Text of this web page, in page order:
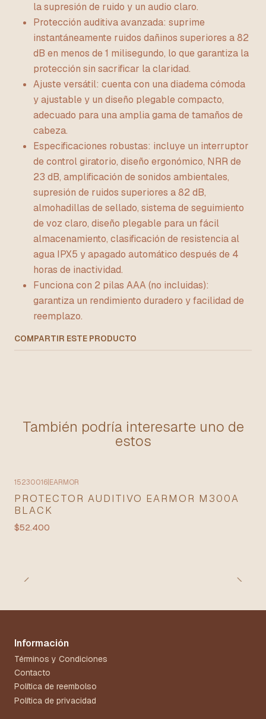
la supresión de ruido y un audio claro.
Protección auditiva avanzada: suprime
instantáneamente ruidos dañinos superiores a 82
dB en menos de 1 milisegundo, lo que garantiza la
protección sin sacrificar la claridad.
Ajuste versátil: cuenta con una diadema cómoda
y ajustable y un diseño plegable compacto,
adecuado para una amplia gama de tamaños de
cabeza.
Especificaciones robustas: incluye un interruptor
de control giratorio, diseño ergonómico, NRR de
23 dB, amplificación de sonidos ambientales,
supresión de ruidos superiores a 82 dB,
almohadillas de sellado, sistema de seguimiento
de voz claro, diseño plegable para un fácil
almacenamiento, clasificación de resistencia al
agua IPX5 y apagado automático después de 4
horas de inactividad.
Funciona con 2 pilas AAA (no incluidas):
garantiza un rendimiento duradero y facilidad de
reemplazo.
COMPARTIR ESTE PRODUCTO
También podría interesarte uno de
estos
15230016 EARMOR
PROTECTOR AUDITIVO EARMOR M300A
BLACK
$52.400
Información
Términos y Condiciones
Contacto
Política de reembolso
Política de privacidad